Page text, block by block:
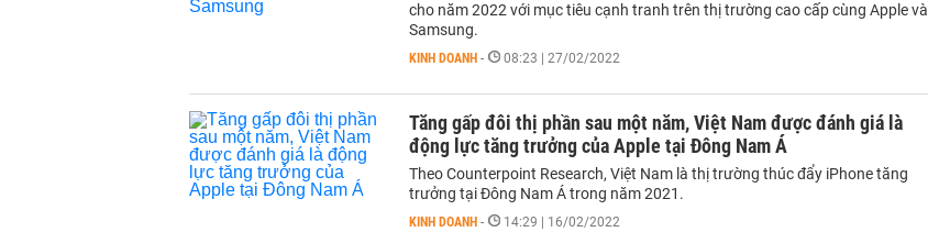
cho năm 2022 với mục tiêu cạnh tranh trên thị trường cao cấp cùng Apple và
Samsung.
KINH DOANH - 08:23 | 27/02/2022
Tăng gấp đôi thị phần sau một năm, Việt Nam được đánh giá là
động lực tăng trưởng của Apple tại Đông Nam Á
Theo Counterpoint Research, Việt Nam là thị trường thúc đẩy iPhone tăng
trưởng tại Đông Nam Á trong năm 2021.
KINH DOANH - 14:29 | 16/02/2022